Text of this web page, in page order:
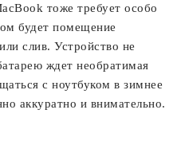
тоже требует особо
будет помещение
слив. Устройство не
ждет необратимая
с ноутбуком в зимнее
аккуратно и внимательно.